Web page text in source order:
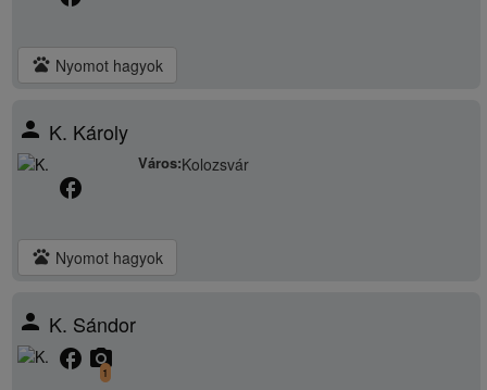
pets Nyomot hagyok
person K. Károly
Város:Kolozsvár
facebook
pets Nyomot hagyok
person K. Sándor
facebook camera_alt
1